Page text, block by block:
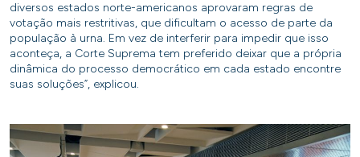
diversos estados norte-americanos aprovaram regras de
votação mais restritivas, que dificultam o acesso de parte da
população à urna. Em vez de interferir para impedir que isso
aconteça, a Corte Suprema tem preferido deixar que a própria
dinâmica do processo democrático em cada estado encontre
suas soluções”, explicou.